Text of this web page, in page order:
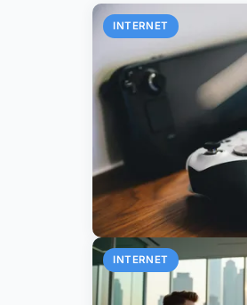
INTERNET
INTERNET